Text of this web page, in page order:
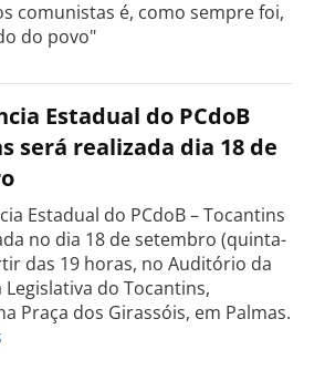
comunistas é, como sempre foi,
do povo"
Estadual do PCdoB
será realizada dia 18 de
Estadual do PCdoB – Tocantins
no dia 18 de setembro (quinta-
das 19 horas, no Auditório da
Legislativa do Tocantins,
Praça dos Girassóis, em Palmas.